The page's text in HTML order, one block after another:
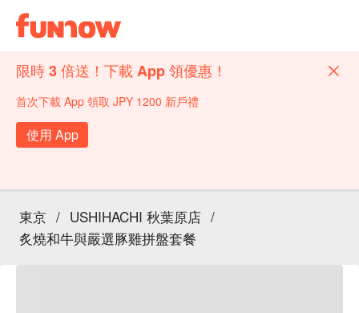
限時 3 倍送！下載 App 領優惠！
首次下載 App 領取 JPY 1200 新戶禮
使用 App
東京 / USHIHACHI 秋葉原店 /
炙燒和牛與嚴選豚雞拼盤套餐